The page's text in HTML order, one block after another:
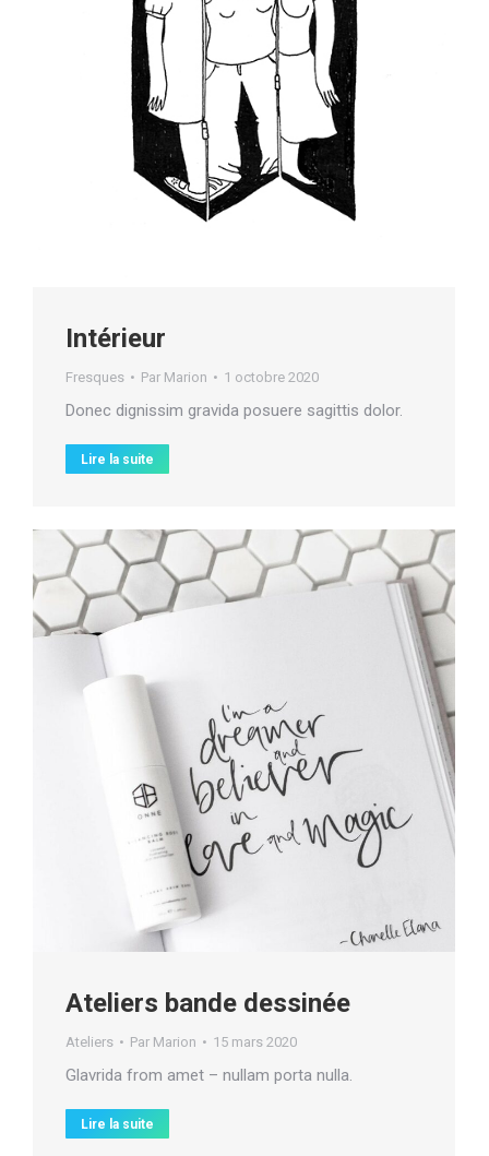
Intérieur
Fresques Par Marion 1 octobre 2020
Donec dignissim gravida posuere sagittis dolor.
Lire la suite
Ateliers bande dessinée
Ateliers Par Marion 15 mars 2020
Glavrida from amet – nullam porta nulla.
Lire la suite